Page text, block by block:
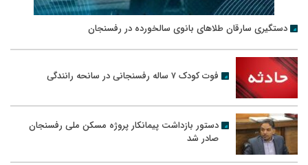
دستگیری سارقان طلاهای بانوی سالخورده در رفسنجان
فوت کودک ۷ ساله رفسنجانی در سانحه رانندگی
دستور بازداشت پیمانکار پروژه مسکن ملی رفسنجان
صادر شد